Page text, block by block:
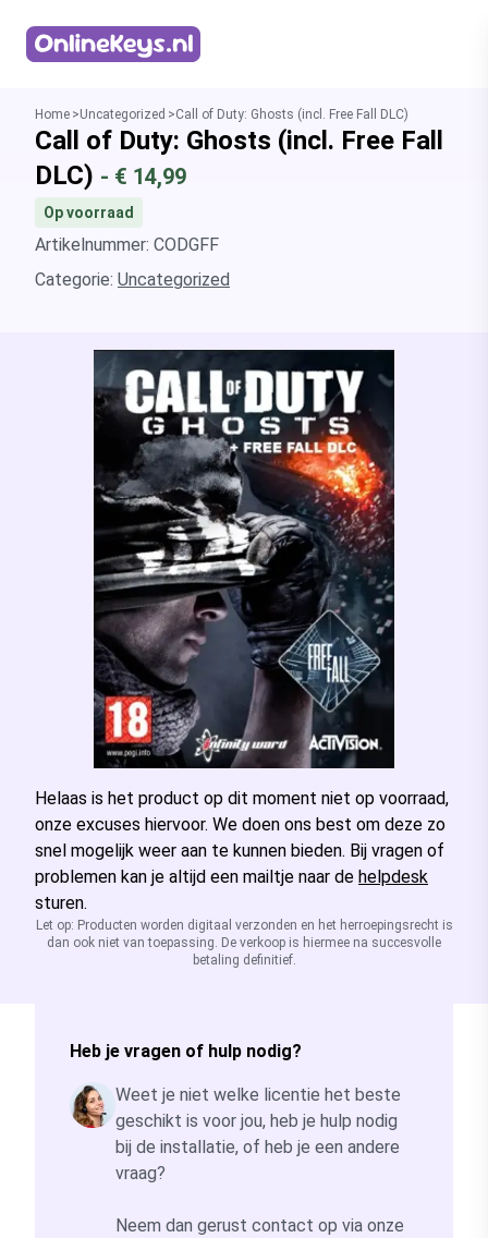
Home Uncategorized Call of Duty: Ghosts (incl. Free Fall DLC)
Call of Duty: Ghosts (incl. Free Fall
DLC) - € 14,99
Op voorraad
Artikelnummer: CODGFF
Categorie: Uncategorized
Helaas is het product op dit moment niet op voorraad,
onze excuses hiervoor. We doen ons best om deze zo
snel mogelijk weer aan te kunnen bieden. Bij vragen of
problemen kan je altijd een mailtje naar de helpdesk
sturen.
Let op: Producten worden digitaal verzonden en het herroepingsrecht is
dan ook niet van toepassing. De verkoop is hiermee na succesvolle
betaling definitief.
Heb je vragen of hulp nodig?
Weet je niet welke licentie het beste
geschikt is voor jou, heb je hulp nodig
bij de installatie, of heb je een andere
vraag?
Neem dan gerust contact op via onze